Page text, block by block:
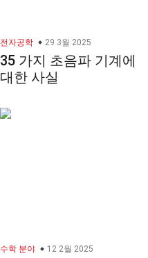
전자공학 29 3월 2025
35 가지 초음파 기계에
대한 사실
수학 분야 12 2월 2025